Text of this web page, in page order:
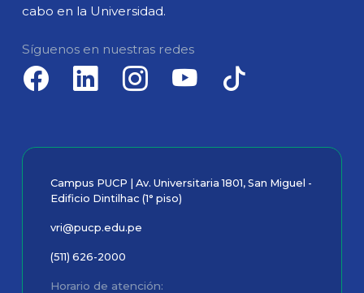
cabo en la Universidad.
Síguenos en nuestras redes
Campus PUCP | Av. Universitaria 1801, San Miguel -
Edificio Dintilhac (1° piso)
vri@pucp.edu.pe
(511) 626-2000
Horario de atención